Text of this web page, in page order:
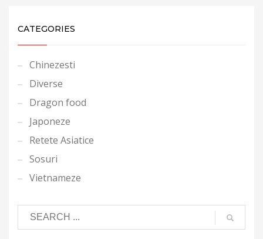
CATEGORIES
Chinezesti
Diverse
Dragon food
Japoneze
Retete Asiatice
Sosuri
Vietnameze